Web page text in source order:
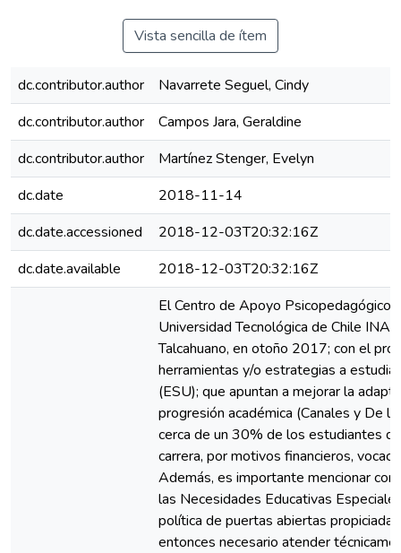
Vista sencilla de ítem
dc.contributor.author
Navarrete Seguel, Cindy
dc.contributor.author
Campos Jara, Geraldine
dc.contributor.author
Martínez Stenger, Evelyn
dc.date
2018-11-14
dc.date.accessioned
2018-12-03T20:32:16Z
dc.date.available
2018-12-03T20:32:16Z
El Centro de Apoyo Psicopedagógico
Universidad Tecnológica de Chile
Talcahuano, en otoño 2017; con el
herramientas y/o estrategias a
(ESU); que apuntan a mejorar la
progresión académica (Canales y De
cerca de un 30% de los estudiantes
carrera, por motivos financieros,
Además, es importante mencionar
las Necesidades Educativas
política de puertas abiertas propiciada
entonces necesario atender